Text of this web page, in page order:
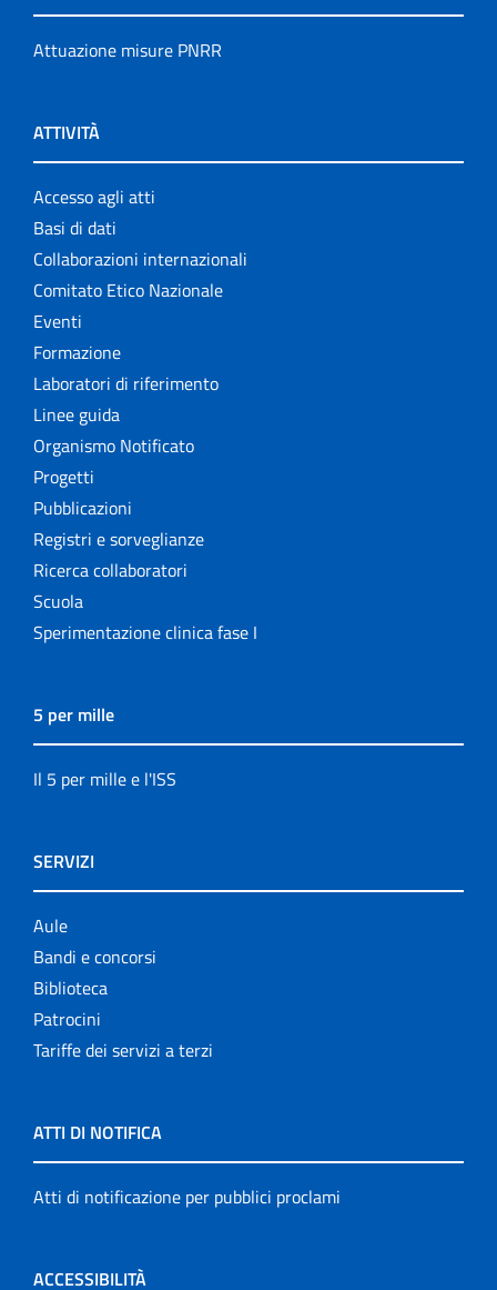
Attuazione misure PNRR
ATTIVITÀ
Accesso agli atti
Basi di dati
Collaborazioni internazionali
Comitato Etico Nazionale
Eventi
Formazione
Laboratori di riferimento
Linee guida
Organismo Notificato
Progetti
Pubblicazioni
Registri e sorveglianze
Ricerca collaboratori
Scuola
Sperimentazione clinica fase I
5 per mille
Il 5 per mille e l'ISS
SERVIZI
Aule
Bandi e concorsi
Biblioteca
Patrocini
Tariffe dei servizi a terzi
ATTI DI NOTIFICA
Atti di notificazione per pubblici proclami
ACCESSIBILITÀ